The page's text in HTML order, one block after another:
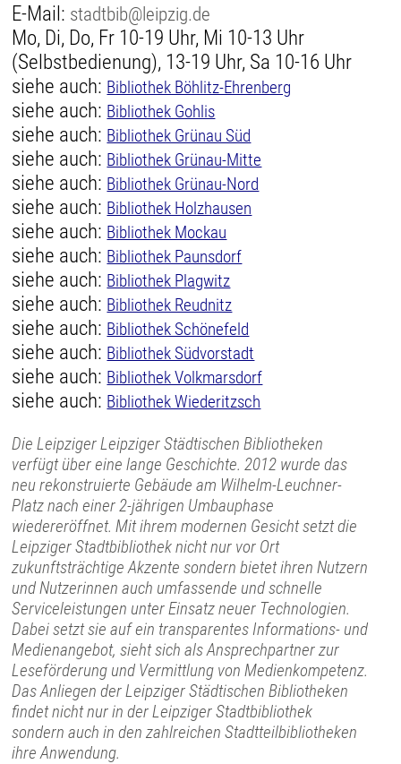
E-Mail: stadtbib@leipzig.de
Mo, Di, Do, Fr 10-19 Uhr, Mi 10-13 Uhr
(Selbstbedienung), 13-19 Uhr, Sa 10-16 Uhr
siehe auch: Bibliothek Böhlitz-Ehrenberg
siehe auch: Bibliothek Gohlis
siehe auch: Bibliothek Grünau Süd
siehe auch: Bibliothek Grünau-Mitte
siehe auch: Bibliothek Grünau-Nord
siehe auch: Bibliothek Holzhausen
siehe auch: Bibliothek Mockau
siehe auch: Bibliothek Paunsdorf
siehe auch: Bibliothek Plagwitz
siehe auch: Bibliothek Reudnitz
siehe auch: Bibliothek Schönefeld
siehe auch: Bibliothek Südvorstadt
siehe auch: Bibliothek Volkmarsdorf
siehe auch: Bibliothek Wiederitzsch
Die Leipziger Leipziger Städtischen Bibliotheken
verfügt über eine lange Geschichte. 2012 wurde das
neu rekonstruierte Gebäude am Wilhelm-Leuchner-
Platz nach einer 2-jährigen Umbauphase
wiedereröffnet. Mit ihrem modernen Gesicht setzt die
Leipziger Stadtbibliothek nicht nur vor Ort
zukunftsträchtige Akzente sondern bietet ihren Nutzern
und Nutzerinnen auch umfassende und schnelle
Serviceleistungen unter Einsatz neuer Technologien.
Dabei setzt sie auf ein transparentes Informations- und
Medienangebot, sieht sich als Ansprechpartner zur
Leseförderung und Vermittlung von Medienkompetenz.
Das Anliegen der Leipziger Städtischen Bibliotheken
findet nicht nur in der Leipziger Stadtbibliothek
sondern auch in den zahlreichen Stadtteilbibliotheken
ihre Anwendung.